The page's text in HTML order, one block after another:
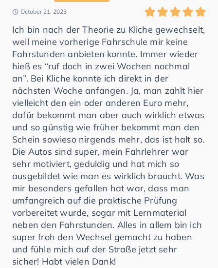
October 21, 2023
Ich bin nach der Theorie zu Kliche gewechselt,
weil meine vorherige Fahrschule mir keine
Fahrstunden anbieten konnte. Immer wieder
hieß es “ruf doch in zwei Wochen nochmal
an”. Bei Kliche konnte ich direkt in der
nächsten Woche anfangen. Ja, man zahlt hier
vielleicht den ein oder anderen Euro mehr,
dafür bekommt man aber auch wirklich etwas
und so günstig wie früher bekommt man den
Schein sowieso nirgends mehr, das ist halt so.
Die Autos sind super, mein Fahrlehrer war
sehr motiviert, geduldig und hat mich so
ausgebildet wie man es wirklich braucht. Was
mir besonders gefallen hat war, dass man
umfangreich auf die praktische Prüfung
vorbereitet wurde, sogar mit Lernmaterial
neben den Fahrstunden. Alles in allem bin ich
super froh den Wechsel gemacht zu haben
und fühle mich auf der Straße jetzt sehr
sicher! Habt vielen Dank!